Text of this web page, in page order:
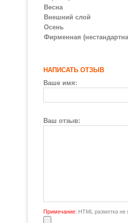
Весна
Внешний слой
Осень
Фирменная
НАПИСАТЬ ОТЗЫВ
Ваше имя:
Ваш отзыв:
Примечание: HTML разметка не